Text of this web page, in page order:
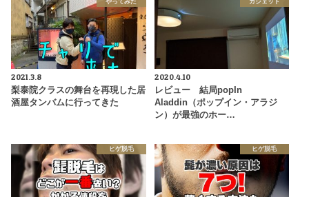
やってみた
2021.3.8
梨泰院クラスの舞台を再現した居
酒屋タンバムに行ってきた
ガジェット
2020.4.10
レビュー 結局popIn
Aladdin（ポップイン・アラジ
ン）が最強のホー…
ヒゲ脱毛 ヒゲ脱毛